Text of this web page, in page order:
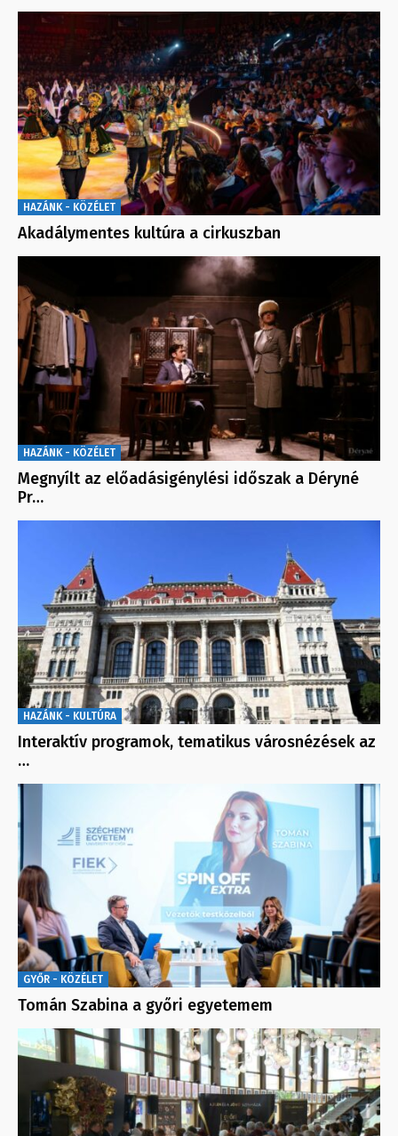
HAZÁNK - KÖZÉLET
Akadálymentes kultúra a cirkuszban
HAZÁNK - KÖZÉLET
Megnyílt az előadásigénylési időszak a Déryné
Pr…
HAZÁNK - KULTÚRA
Interaktív programok, tematikus városnézések az
…
GYŐR - KÖZÉLET
Tomán Szabina a győri egyetemem